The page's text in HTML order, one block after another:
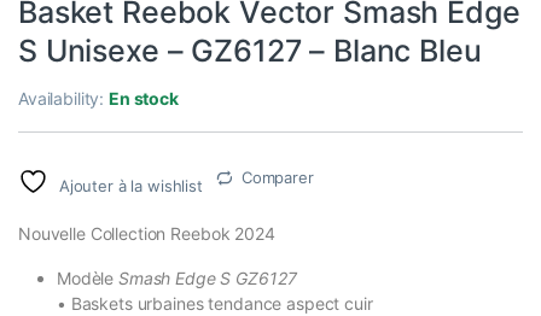
Basket Reebok Vector Smash Edge
S Unisexe – GZ6127 – Blanc Bleu
Availability:En stock
Ajouter à la wishlist Comparer
Nouvelle Collection Reebok 2024
Modèle Smash Edge S GZ6127
• Baskets urbaines tendance aspect cuir